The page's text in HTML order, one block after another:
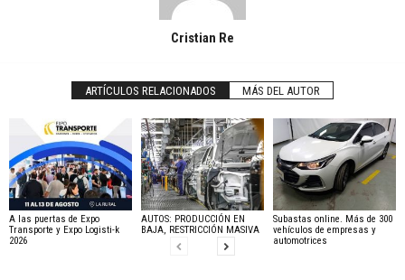
Cristian Re
ARTÍCULOS RELACIONADOS MÁS DEL AUTOR
A las puertas de Expo
Transporte y Expo Logisti-k
2026
AUTOS: PRODUCCIÓN EN
BAJA, RESTRICCIÓN MASIVA
Subastas online. Más de 300
vehículos de empresas y
automotrices